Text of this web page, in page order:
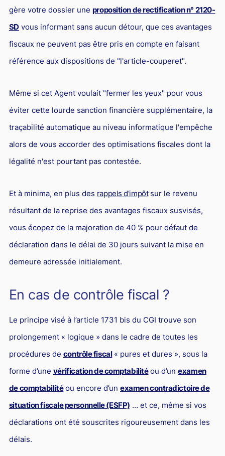
gère votre dossier une proposition de rectification n° 2120-
SD vous informant sans aucun détour, que ces avantages
fiscaux ne peuvent pas être pris en compte en faisant
référence aux dispositions de "l'article-couperet".
Même si cet Agent voulait "fermer les yeux" pour vous
éviter cette lourde sanction financière supplémentaire, la
traçabilité automatique au niveau informatique l'empêche
alors de vous accorder des optimisations fiscales dont la
légalité n'est pourtant pas contestée.
Et à minima, en plus des rappels d’impôtsur le revenu
résultant de la reprise des avantages fiscaux susvisés,
vous écopez de la majoration de 40 % pour défaut de
déclaration dans le délai de 30 jours suivant la mise en
demeure adressée initialement.
En cas de contrôle fiscal ?
Le principe visé à l’article 1731 bis du CGI trouve son
prolongement « logique » dans le cadre de toutes les
procédures de contrôle fiscal« pures et dures », sous la
forme d’une vérification de comptabilitéou d’unexamen
de comptabilitéou encore d’unexamen contradictoire de
situation fiscale personnelle (ESFP) … et ce, même si vos
déclarations ont été souscrites rigoureusement dans les
délais.